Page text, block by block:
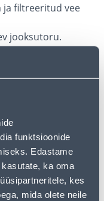
funktsioonide
Edastame
ka oma
kes
mida olete neile
ja filtreeritud vee
jooksutoru.
Kuumakse 18.53 €